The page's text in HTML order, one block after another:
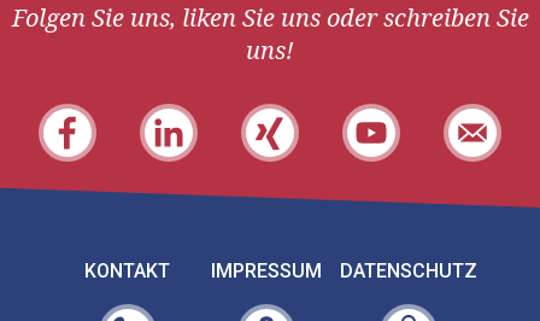
Folgen Sie uns, liken Sie uns oder schreiben Sie
uns!
KONTAKT IMPRESSUM DATENSCHUTZ